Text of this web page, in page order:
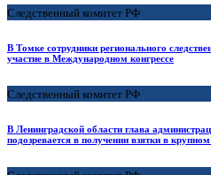
Следственный комитет РФ
В Томке сотрудники регионального
участие в Международном конгрессе
Следственный комитет РФ
В Ленинградской области глава
подозревается в получении взятки в